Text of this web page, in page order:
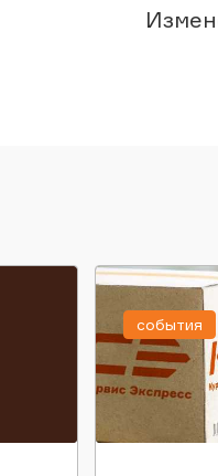
события